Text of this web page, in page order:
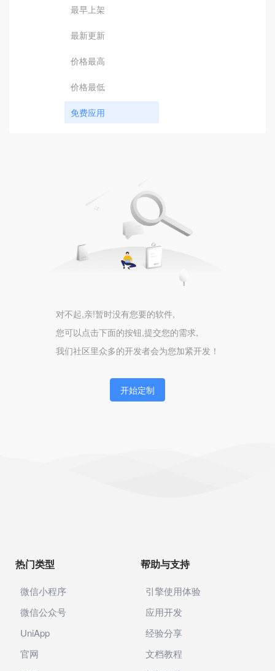
最早上架
最新更新
价格最高
价格最低
免费应用
对不起,亲!暂时没有您要的软件,
您可以点击下面的按钮,提交您的需求,
我们社区里众多的开发者会为您加紧开发！
开始定制
热门类型
微信小程序
微信公众号
UniApp
官网
帮助与支持
引擎使用体验
应用开发
经验分享
文档教程